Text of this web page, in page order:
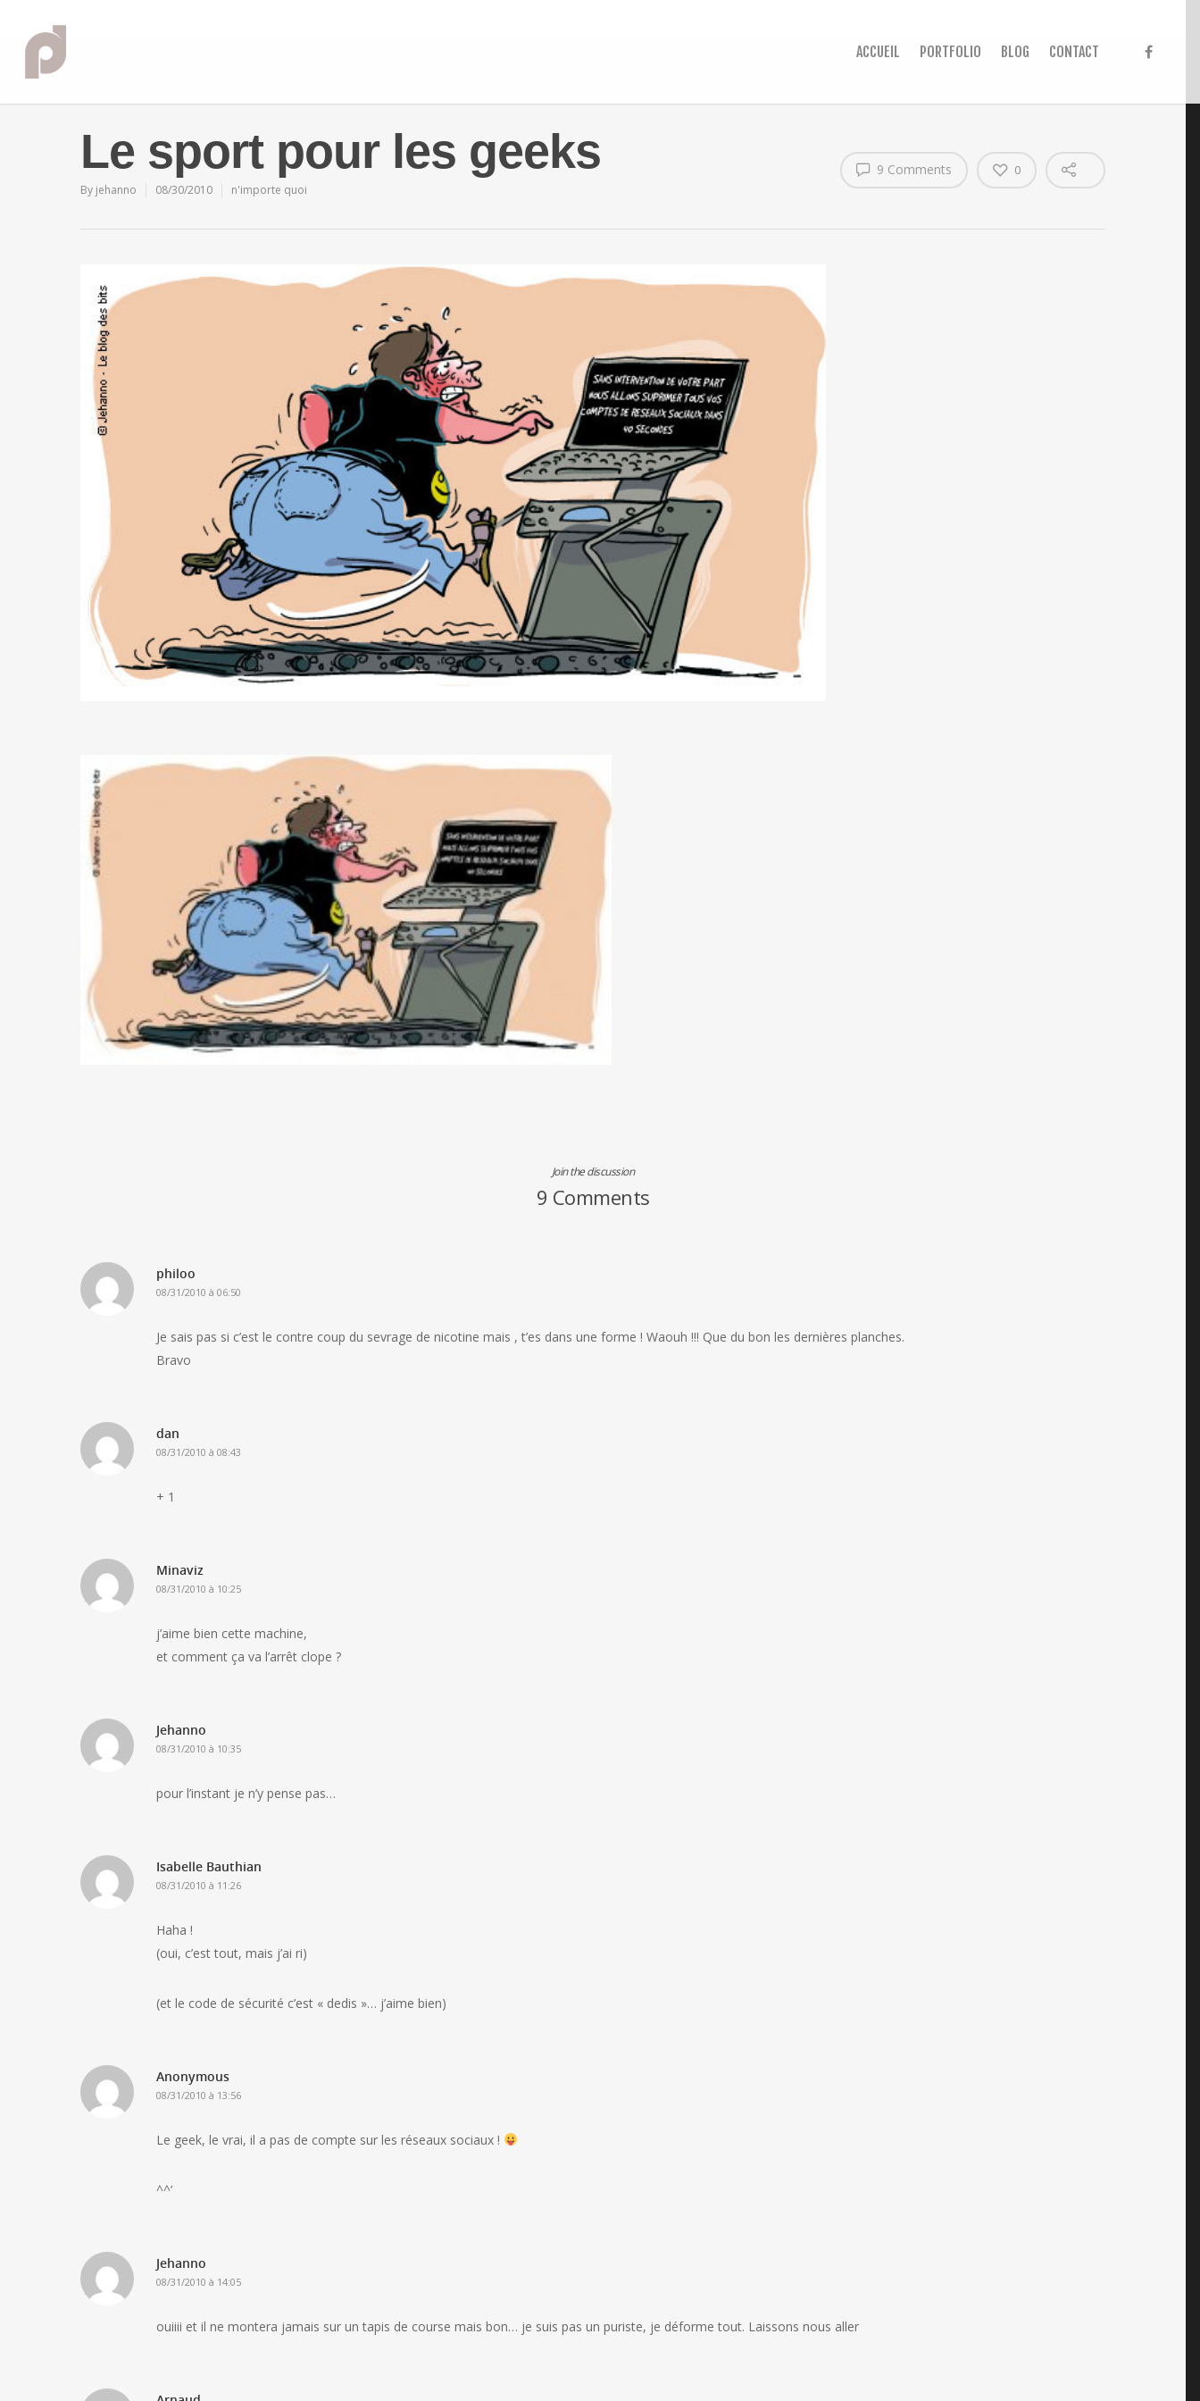
ACCUEIL PORTFOLIO BLOG CONTACT
Le sport pour les geeks
By jehanno 08/30/2010 n'importe quoi
9 Comments 0
Join the discussion
9 Comments
philoo
08/31/2010 à 06:50
Je sais pas si c’est le contre coup du sevrage de nicotine mais , t’es dans une forme ! Waouh !!! Que du bon les dernières planches.
Bravo
dan
08/31/2010 à 08:43
+ 1
Minaviz
08/31/2010 à 10:25
j’aime bien cette machine,
et comment ça va l’arrêt clope ?
Jehanno
08/31/2010 à 10:35
pour l’instant je n’y pense pas…
Isabelle Bauthian
08/31/2010 à 11:26
Haha !
(oui, c’est tout, mais j’ai ri)
(et le code de sécurité c’est « dedis »… j’aime bien)
Anonymous
08/31/2010 à 13:56
Le geek, le vrai, il a pas de compte sur les réseaux sociaux !
^^’
Jehanno
08/31/2010 à 14:05
ouiiii et il ne montera jamais sur un tapis de course mais bon… je suis pas un puriste, je déforme tout. Laissons nous aller